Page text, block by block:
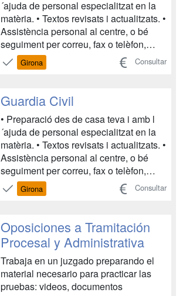
´ajuda de personal especialitzat en la
matèria. • Textos revisats i actualitzats. •
Assistència personal al centre, o bé
seguiment per correu, fax o telèfon,
durant tot el període de formació,
resolent tots els dubtes que puguin
´autoavaluacions que permeten segu...
Girona Consultar
Guardia Civil
• Preparació des de casa teva i amb l
´ajuda de personal especialitzat en la
matèria. • Textos revisats i actualitzats. •
Assistència personal al centre, o bé
seguiment per correu, fax o telèfon,
durant tot el període de formació,
resolent tots els dubtes que puguin
´autoavaluacions que permeten segu...
Girona Consultar
Oposiciones a Tramitación
Procesal y Administrativa
Trabaja en un juzgado preparando el
material necesario para practicar las
pruebas: videos, documentos